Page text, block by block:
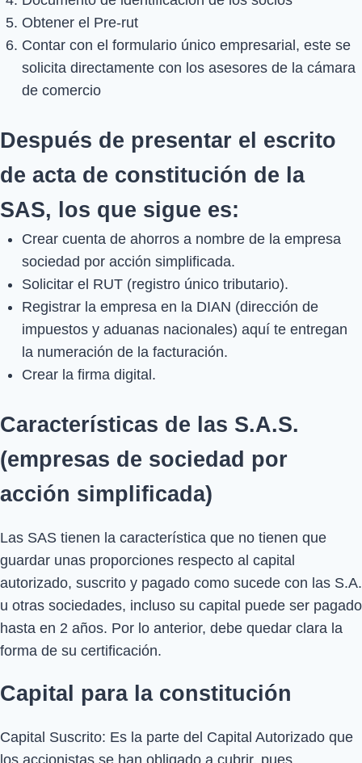
Obtener el Pre-rut
Contar con el formulario único empresarial, este se
solicita directamente con los asesores de la cámara
de comercio
Después de presentar el escrito
de acta de constitución de la
SAS, los que sigue es:
Crear cuenta de ahorros a nombre de la empresa
sociedad por acción simplificada.
Solicitar el RUT (registro único tributario).
Registrar la empresa en la DIAN (dirección de
impuestos y aduanas nacionales) aquí te entregan
la numeración de la facturación.
Crear la firma digital.
Características de las S.A.S.
(empresas de sociedad por
acción simplificada)
Las SAS tienen la característica que no tienen que
guardar unas proporciones respecto al capital
autorizado, suscrito y pagado como sucede con las S.A.
u otras sociedades, incluso su capital puede ser pagado
hasta en 2 años. Por lo anterior, debe quedar clara la
forma de su certificación.
Capital para la constitución
Capital Suscrito: Es la parte del Capital Autorizado que
los accionistas se han obligado a cubrir, pues